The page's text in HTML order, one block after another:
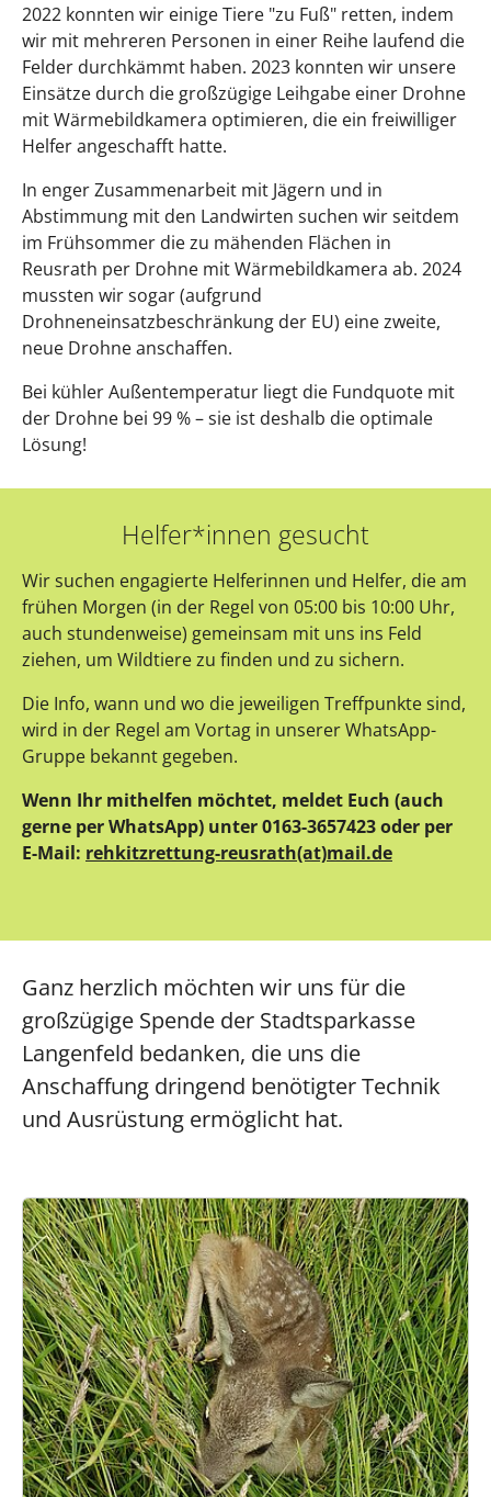
2022 konnten wir einige Tiere "zu Fuß" retten, indem
wir mit mehreren Personen in einer Reihe laufend die
Felder durchkämmt haben. 2023 konnten wir unsere
Einsätze durch die großzügige Leihgabe einer Drohne
mit Wärmebildkamera optimieren, die ein freiwilliger
Helfer angeschafft hatte.
In enger Zusammenarbeit mit Jägern und in
Abstimmung mit den Landwirten suchen wir seitdem
im Frühsommer die zu mähenden Flächen in
Reusrath per Drohne mit Wärmebildkamera ab. 2024
mussten wir sogar (aufgrund
Drohneneinsatzbeschränkung der EU) eine zweite,
neue Drohne anschaffen.
Bei kühler Außentemperatur liegt die Fundquote mit
der Drohne bei 99 % – sie ist deshalb die optimale
Lösung!
Helfer*innen gesucht
Wir suchen engagierte Helferinnen und Helfer, die am
frühen Morgen (in der Regel von 05:00 bis 10:00 Uhr,
auch stundenweise) gemeinsam mit uns ins Feld
ziehen, um Wildtiere zu finden und zu sichern.
Die Info, wann und wo die jeweiligen Treffpunkte sind,
wird in der Regel am Vortag in unserer WhatsApp-
Gruppe bekannt gegeben.
Wenn Ihr mithelfen möchtet, meldet Euch (auch
gerne per WhatsApp) unter 0163-3657423 oder per
E-Mail: rehkitzrettung-reusrath(at)mail.de
Ganz herzlich möchten wir uns für die
großzügige Spende der Stadtsparkasse
Langenfeld bedanken, die uns die
Anschaffung dringend benötigter Technik
und Ausrüstung ermöglicht hat.